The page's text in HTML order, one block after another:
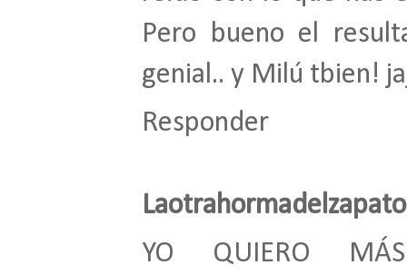
Pero bueno el
genial.. y Milú tbien!
Responder
Laotrahormadelzapato
YO QUIERO